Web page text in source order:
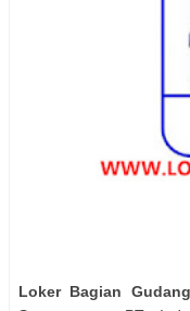
Loker Bagian